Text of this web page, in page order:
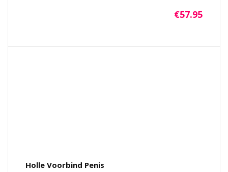
€57.95
Holle Voorbind Penis